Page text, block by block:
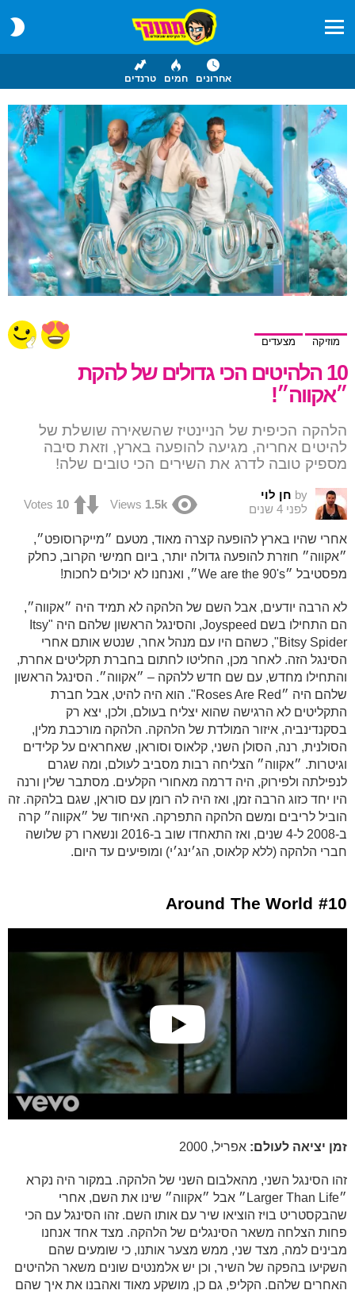
אחרונים חמים טרנדים
מוזיקה מצעדים
10 הלהיטים הכי גדולים של להקת
״אקווה״!
הלהקה הכיפית של הניינטיז שהשאירה שושלת של
להיטים אחריה, מגיעה להופעה בארץ, וזאת סיבה
מספיק טובה לדרג את השירים הכי טובים שלה!
by חן לוי
לפני 4 שנים
1.5k
Views
10
Votes
אחרי שהיו בארץ להופעה קצרה מאוד, מטעם ״מייקרוסופט״,
״אקווה״ חוזרת להופעה גדולה יותר, ביום חמישי הקרוב, כחלק
מפסטיבל ״We are the 90's״, ואנחנו לא יכולים לחכות!
לא הרבה יודעים, אבל השם של הלהקה לא תמיד היה ״אקווה״,
הם התחילו בשם Joyspeed, והסינגל הראשון שלהם היה "Itsy
Bitsy Spider", כשהם היו עם מנהל אחר, שנטש אותם אחרי
הסינגל הזה. לאחר מכן, החליטו לחתום בחברת תקליטים אחרת,
והתחילו מחדש, עם שם חדש ללהקה – ״אקווה״. הסינגל הראשון
שלהם היה ״Roses Are Red". הוא היה להיט, אבל חברת
התקליטים לא הרגישה שהוא יצליח בעולם, ולכן, יצא רק
בסקנדינביה, איזור המולדת של הלהקה. הלהקה מורכבת מלין,
הסולנית, רנה, הסולן השני, קלאוס וסוראן, שאחראים על קלידים
וגיטרות. ״אקווה״ הצליחה רבות מסביב לעולם, ומה שגרם
לנפילתה ולפירוק, היה דרמה מאחורי הקלעים. מסתבר שלין ורנה
היו יחד כזוג הרבה זמן, ואז היה לה רומן עם סוראן, שגם בלהקה. זה
הוביל לריבים ומשם הלהקה התפרקה. האיחוד של ״אקווה״ קרה
ב-2008 ל-4 שנים, ואז התאחדו שוב ב-2016 ונשארו רק שלושה
חברי הלהקה (ללא קלאוס, הג׳ינג׳י) ומופיעים עד היום.
#10 Around The World
זמן יציאה לעולם: אפריל, 2000
זהו הסינגל השני, מהאלבום השני של הלהקה. במקור היה נקרא
״Larger Than Life״ אבל ״אקווה״ שינו את השם, אחרי
שהבקסטריט בויז הוציאו שיר עם אותו השם. זהו הסינגל עם הכי
פחות הצלחה משאר הסינגלים של הלהקה. מצד אחד אנחנו
מבינים למה, מצד שני, ממש מצער אותנו, כי שומעים שהם
השקיעו בהפקה של השיר, וכן יש אלמנטים שונים משאר הלהיטים
האחרים שלהם. הקליפ, גם כן, מושקע מאוד ואהבנו את איך שהם